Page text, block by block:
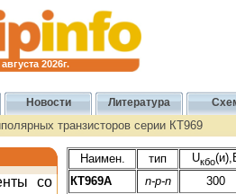
2026г.
Новости Литература
транзисторов серии КТ969
со
Наимен. тип Uкбо
КТ969А
n-p-n 300